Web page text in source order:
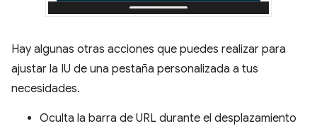
Hay algunas otras acciones que puedes realizar para
ajustar la IU de una pestaña personalizada a tus
necesidades.
Oculta la barra de URL durante el desplazamiento